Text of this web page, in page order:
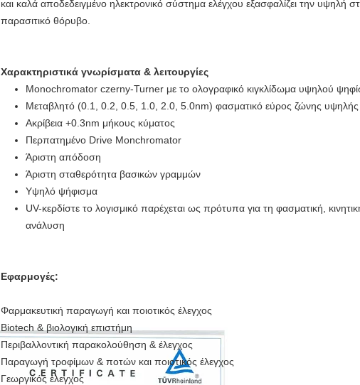
και καλά αποδεδειγμένο ηλεκτρονικό σύστημα ελέγχου εξασφαλίζει την υψηλή
παρασιτικό θόρυβο.
Χαρακτηριστικά γνωρίσματα & λειτουργίες
Monochromator czerny-Turner με το ολογραφικό κιγκλίδωμα υψηλού
Μεταβλητό (0.1, 0.2, 0.5, 1.0, 2.0, 5.0nm) φασματικό εύρος ζώνης υψηλής
Ακρίβεια +0.3nm μήκους κύματος
Περπατημένο Drive Monchromator
Άριστη απόδοση
Άριστη σταθερότητα βασικών γραμμών
Υψηλό ψήφισμα
UV-κερδίστε το λογισμικό παρέχεται ως πρότυπα για τη φασματική,
ανάλυση
Εφαρμογές:
Φαρμακευτική παραγωγή και ποιοτικός έλεγχος
Biotech & βιολογική επιστήμη
Περιβαλλοντική παρακολούθηση & έλεγχος
Παραγωγή τροφίμων & ποτών και ποιοτικός έλεγχος
Γεωργικός έλεγχος